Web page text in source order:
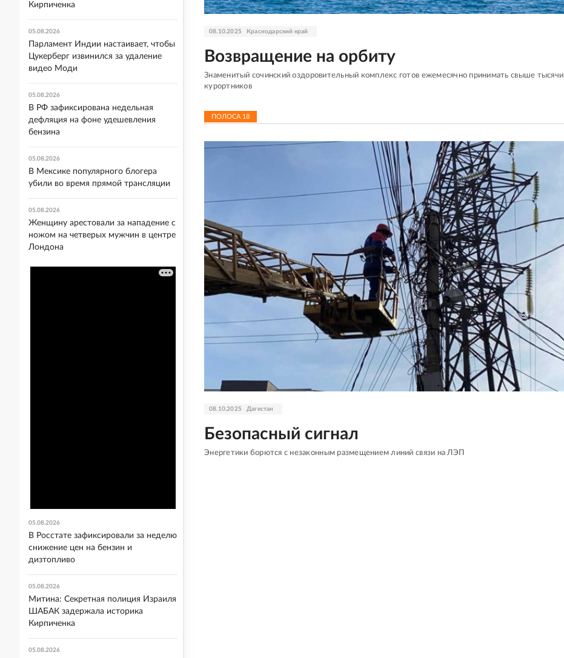
08.10.2025 Краснодарский край
Возвращение на орбиту
Знаменитый сочинский оздоровительный комплекс готов ежемесячно принимать свыше тысячи
курортников
ПОЛОСА 18
08.10.2025 Дагестан
Безопасный сигнал
Энергетики борются с незаконным размещением линий связи на ЛЭП
Кирпиченка
05.08.2026
Парламент Индии настаивает, чтобы
Цукерберг извинился за удаление
видео Моди
05.08.2026
В РФ зафиксирована недельная
дефляция на фоне удешевления
бензина
05.08.2026
В Мексике популярного блогера
убили во время прямой трансляции
05.08.2026
Женщину арестовали за нападение с
ножом на четверых мужчин в центре
Лондона
05.08.2026
В Росстате зафиксировали за неделю
снижение цен на бензин и
дизтопливо
05.08.2026
Митина: Секретная полиция Израиля
ШАБАК задержала историка
Кирпиченка
05.08.2026